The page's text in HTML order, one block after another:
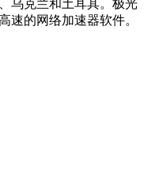
乌克兰和土耳其。极光
速的网络加速器软件。